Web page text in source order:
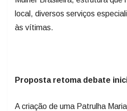
local, diversos serviços
às vítimas.
Proposta retoma debate
A criação de uma Patrulha